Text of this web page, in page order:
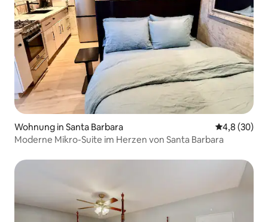
Wohnung in Santa Barbara
4,8 (30)
Moderne Mikro-Suite im Herzen von Santa Barbara